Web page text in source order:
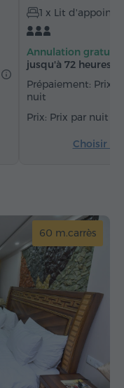
Bidet
Salon
Téléphone
Chaînes satellite
Eau embouteillée
1 x Lit d'appoint
Annulation gratuite:
jusqu'à 72 heures
Prépaiement: Prix
nuit
Prix par nuit
Choisir
60 m.carrès